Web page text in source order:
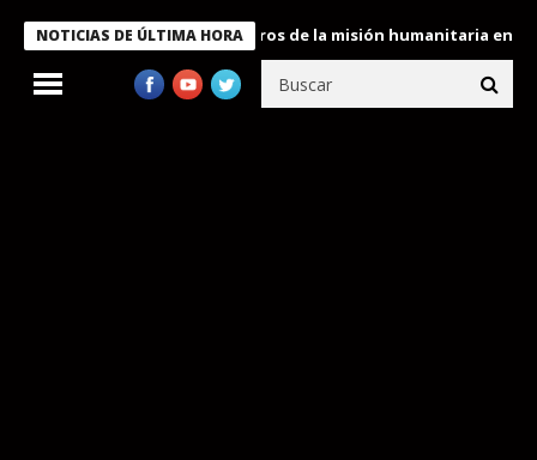
NOTICIAS DE ÚLTIMA HORA
condecora a miembros de la misión humanitaria enviada a